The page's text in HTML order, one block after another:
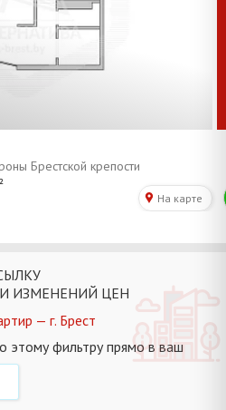
ИЗМЕНЕНИЙ ЦЕН
— г. Брест
этому фильтру прямо в ваш